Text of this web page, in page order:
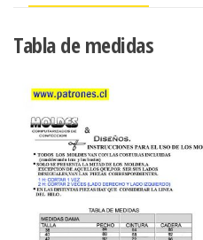
CINTA
(
NEGRO)
cantidad
Tabla de medidas